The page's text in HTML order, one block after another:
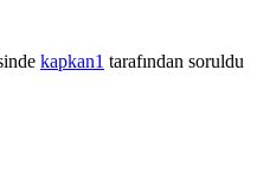
kapkan1 tarafından soruldu